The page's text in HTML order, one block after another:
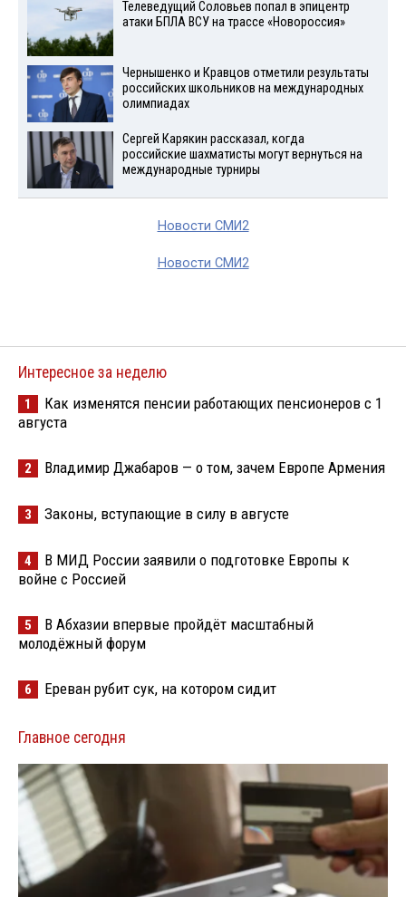
Телеведущий Соловьев попал в эпицентр
атаки БПЛА ВСУ на трассе «Новороссия»
Чернышенко и Кравцов отметили результаты
российских школьников на международных
олимпиадах
Сергей Карякин рассказал, когда
российские шахматисты могут вернуться на
международные турниры
Новости СМИ2
Новости СМИ2
Интересное за неделю
1
Как изменятся пенсии работающих пенсионеров с 1
августа
2 Владимир Джабаров — о том, зачем Европе Армения
3 Законы, вступающие в силу в августе
4
В МИД России заявили о подготовке Европы к
войне с Россией
5
В Абхазии впервые пройдёт масштабный
молодёжный форум
6 Ереван рубит сук, на котором сидит
Главное сегодня